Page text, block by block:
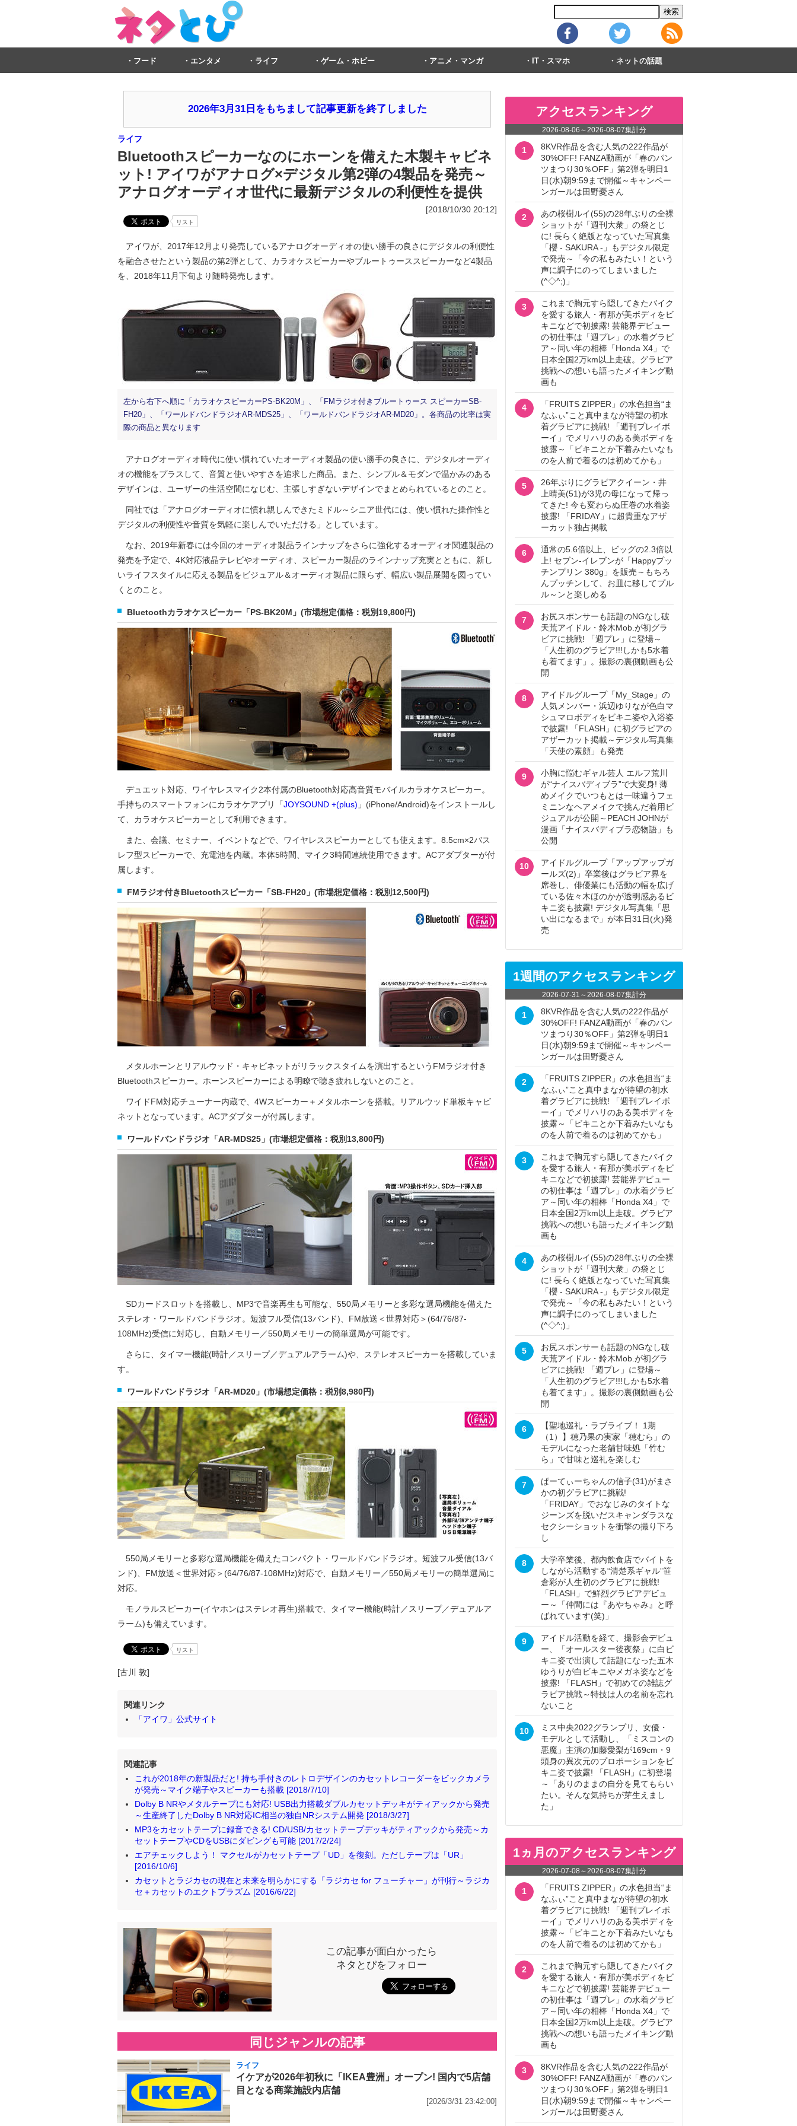
フード エンタメ ライフ ゲーム・ホビー アニメ・マンガ IT・スマホ ネットの話題
2026年3月31日をもちまして記事更新を終了しました
ライフ
Bluetoothスピーカーなのにホーンを備えた木製キャビネ
ット! アイワがアナログ×デジタル第2弾の4製品を発売～
アナログオーディオ世代に最新デジタルの利便性を提供
[2018/10/30 20:12]
リスト
アイワが、2017年12月より発売しているアナログオーディオの使い勝手の良さにデジタルの利便性
を融合させたという製品の第2弾として、カラオケスピーカーやブルートゥーススピーカーなど4製品
を、2018年11月下旬より随時発売します。
左から右下へ順に「カラオケスピーカーPS-BK20M」、「FMラジオ付きブルートゥース スピーカーSB-
FH20」、「ワールドバンドラジオAR-MDS25」、「ワールドバンドラジオAR-MD20」。各商品の比率は実
際の商品と異なります
アナログオーディオ時代に使い慣れていたオーディオ製品の使い勝手の良さに、デジタルオーディ
オの機能をプラスして、音質と使いやすさを追求した商品。また、シンプル＆モダンで温かみのある
デザインは、ユーザーの生活空間になじむ、主張しすぎないデザインでまとめられているとのこと。
同社では「アナログオーディオに慣れ親しんできたミドル～シニア世代には、使い慣れた操作性と
デジタルの利便性や音質を気軽に楽しんでいただける」としています。
なお、2019年新春には今回のオーディオ製品ラインナップをさらに強化するオーディオ関連製品の
発売を予定で、4K対応液晶テレビやオーディオ、スピーカー製品のラインナップ充実とともに、新し
いライフスタイルに応える製品をビジュアル＆オーディオ製品に限らず、幅広い製品展開を図ってい
くとのこと。
Bluetoothカラオケスピーカー「PS-BK20M」(市場想定価格：税別19,800円)
デュエット対応、ワイヤレスマイク2本付属のBluetooth対応高音質モバイルカラオケスピーカー。
手持ちのスマートフォンにカラオケアプリ「JOYSOUND +(plus) 」(iPhone/Android)をインストールし
て、カラオケスピーカーとして利用できます。
また、会議、セミナー、イベントなどで、ワイヤレススピーカーとしても使えます。8.5cm×2バス
レフ型スピーカーで、充電池を内蔵。本体5時間、マイク3時間連続使用できます。ACアダプターが付
属します。
FMラジオ付きBluetoothスピーカー「SB-FH20」(市場想定価格：税別12,500円)
メタルホーンとリアルウッド・キャビネットがリラックスタイムを演出するというFMラジオ付き
Bluetoothスピーカー。ホーンスピーカーによる明瞭で聴き疲れしないとのこと。
ワイドFM対応チューナー内蔵で、4Wスピーカー＋メタルホーンを搭載。リアルウッド単板キャビ
ネットとなっています。ACアダプターが付属します。
ワールドバンドラジオ「AR-MDS25」(市場想定価格：税別13,800円)
SDカードスロットを搭載し、MP3で音楽再生も可能な、550局メモリーと多彩な選局機能を備えた
ステレオ・ワールドバンドラジオ。短波フル受信(13バンド)、FM放送＜世界対応＞(64/76/87-
108MHz)受信に対応し、自動メモリー／550局メモリーの簡単選局が可能です。
さらに、タイマー機能(時計／スリープ／デュアルアラーム)や、ステレオスピーカーを搭載していま
す。
ワールドバンドラジオ「AR-MD20」(市場想定価格：税別8,980円)
550局メモリーと多彩な選局機能を備えたコンパクト・ワールドバンドラジオ。短波フル受信(13バ
ンド)、FM放送＜世界対応＞(64/76/87-108MHz)対応で、自動メモリー／550局メモリーの簡単選局に
対応。
モノラルスピーカー(イヤホンはステレオ再生)搭載で、タイマー機能(時計／スリープ／デュアルア
ラーム)も備えています。
リスト
[古川 敦]
関連リンク
「アイワ」公式サイト
関連記事
これが2018年の新製品だと! 持ち手付きのレトロデザインのカセットレコーダーをビックカメラ
が発売～マイク端子やスピーカーも搭載 [2018/7/10]
Dolby B NRやメタルテープにも対応! USB出力搭載ダブルカセットデッキがティアックから発売
～生産終了したDolby B NR対応IC相当の独自NRシステム開発 [2018/3/27]
MP3をカセットテープに録音できる! CD/USB/カセットテープデッキがティアックから発売～カ
セットテープやCDをUSBにダビングも可能 [2017/2/24]
エアチェックしよう！ マクセルがカセットテープ「UD」を復刻。ただしテープは「UR」
[2016/10/6]
カセットとラジカセの現在と未来を明らかにする「ラジカセ for フューチャー」が刊行～ラジカ
セ＋カセットのエクトプラズム [2016/6/22]
この記事が面白かったら
ネタとぴをフォロー
同じジャンルの記事
ライフ
イケアが2026年初秋に「IKEA豊洲」オープン! 国内で5店舗
目となる商業施設内店舗
[2026/3/31 23:42:00]
アクセスランキング
2026-08-06 ～2026-08-07集計分
1
8KVR作品を含む人気の222作品が
30%OFF! FANZA動画が「春のパン
ツまつり30％OFF」第2弾を明日1
日(水)朝9:59まで開催～キャンペー
ンガールは田野憂さん
2
あの桜樹ルイ(55)の28年ぶりの全裸
ショットが「週刊大衆」の袋とじ
に! 長らく絶版となっていた写真集
「櫻 - SAKURA -」もデジタル限定
で発売～「今の私もみたい！という
声に調子にのってしまいました
(^◇^;)」
3
これまで胸元すら隠してきたバイク
を愛する旅人・有那が美ボディをビ
キニなどで初披露! 芸能界デビュー
の初仕事は「週プレ」の水着グラビ
ア～同い年の相棒「Honda X4」で
日本全国2万km以上走破。グラビア
挑戦への想いも語ったメイキング動
画も
4
「FRUITS ZIPPER」の水色担当“ま
なふぃ”こと真中まなが待望の初水
着グラビアに挑戦! 「週刊プレイボ
ーイ」でメリハリのある美ボディを
披露～「ビキニとか下着みたいなも
のを人前で着るのは初めてかも」
5
26年ぶりにグラビアクイーン・井
上晴美(51)が3児の母になって帰っ
てきた! 今も変わらぬ圧巻の水着姿
披露! 「FRIDAY」に超貴重なアザ
ーカット独占掲載
6
通常の5.6倍以上、ビッグの2.3倍以
上! セブン‐イレブンが「Happyプッ
チンプリン 380g」を販売～もちろ
んプッチンして、お皿に移してプル
ル～ンと楽しめる
7
お尻スポンサーも話題のNGなし破
天荒アイドル・鈴木Mob.が初グラ
ビアに挑戦! 「週プレ」に登場～
「人生初のグラビア!!!しかも5水着
も着てます」。撮影の裏側動画も公
開
8
アイドルグループ「My_Stage」の
人気メンバー・浜辺ゆりなが色白マ
シュマロボディをビキニ姿や入浴姿
で披露! 「FLASH」に初グラビアの
アザーカット掲載～デジタル写真集
「天使の素顔」も発売
9
小胸に悩むギャル芸人 エルフ荒川
が“ナイスバディブラ”で大変身! 薄
めメイクでいつもとは一味違うフェ
ミニンなヘアメイクで挑んだ着用ビ
ジュアルが公開～PEACH JOHNが
漫画「ナイスバディブラ恋物語」も
公開
10
アイドルグループ「アップアップガ
ールズ(2)」卒業後はグラビア界を
席巻し、俳優業にも活動の幅を広げ
ている佐々木ほのかが透明感あるビ
キニ姿も披露! デジタル写真集「思
い出になるまで」が本日31日(火)発
売
1週間のアクセスランキング
2026-07-31 ～2026-08-07集計分
1
8KVR作品を含む人気の222作品が
30%OFF! FANZA動画が「春のパン
ツまつり30％OFF」第2弾を明日1
日(水)朝9:59まで開催～キャンペー
ンガールは田野憂さん
2
「FRUITS ZIPPER」の水色担当“ま
なふぃ”こと真中まなが待望の初水
着グラビアに挑戦! 「週刊プレイボ
ーイ」でメリハリのある美ボディを
披露～「ビキニとか下着みたいなも
のを人前で着るのは初めてかも」
3
これまで胸元すら隠してきたバイク
を愛する旅人・有那が美ボディをビ
キニなどで初披露! 芸能界デビュー
の初仕事は「週プレ」の水着グラビ
ア～同い年の相棒「Honda X4」で
日本全国2万km以上走破。グラビア
挑戦への想いも語ったメイキング動
画も
4
あの桜樹ルイ(55)の28年ぶりの全裸
ショットが「週刊大衆」の袋とじ
に! 長らく絶版となっていた写真集
「櫻 - SAKURA -」もデジタル限定
で発売～「今の私もみたい！という
声に調子にのってしまいました
(^◇^;)」
5
お尻スポンサーも話題のNGなし破
天荒アイドル・鈴木Mob.が初グラ
ビアに挑戦! 「週プレ」に登場～
「人生初のグラビア!!!しかも5水着
も着てます」。撮影の裏側動画も公
開
6
【聖地巡礼・ラブライブ！ 1期
（1）】穂乃果の実家「穂むら」の
モデルになった老舗甘味処「竹む
ら」で甘味と巡礼を楽しむ
7
ぱーてぃーちゃんの信子(31)がまさ
かの初グラビアに挑戦!
「FRIDAY」でおなじみのタイトな
ジーンズを脱いだスキャンダラスな
セクシーショットを衝撃の撮り下ろ
し
8
大学卒業後、都内飲食店でバイトを
しながら活動する“清楚系ギャル”笹
倉彩が人生初のグラビアに挑戦!
「FLASH」で鮮烈グラビアデビュ
ー～「仲間には『あやちゃみ』と呼
ばれています(笑)」
9
アイドル活動を経て、撮影会デビュ
ー、「オールスター後夜祭」に白ビ
キニ姿で出演して話題になった五木
ゆうりが白ビキニやメガネ姿などを
披露! 「FLASH」で初めての雑誌グ
ラビア挑戦～特技は人の名前を忘れ
ないこと
10
ミス中央2022グランプリ、女優・
モデルとして活動し、「ミスコンの
悪魔」主演の加藤愛梨が169cm・9
頭身の異次元のプロポーションをビ
キニ姿で披露! 「FLASH」に初登場
～「ありのままの自分を見てもらい
たい。そんな気持ちが芽生えまし
た」
1ヵ月のアクセスランキング
2026-07-08 ～2026-08-07集計分
1
「FRUITS ZIPPER」の水色担当“ま
なふぃ”こと真中まなが待望の初水
着グラビアに挑戦! 「週刊プレイボ
ーイ」でメリハリのある美ボディを
披露～「ビキニとか下着みたいなも
のを人前で着るのは初めてかも」
2
これまで胸元すら隠してきたバイク
を愛する旅人・有那が美ボディをビ
キニなどで初披露! 芸能界デビュー
の初仕事は「週プレ」の水着グラビ
ア～同い年の相棒「Honda X4」で
日本全国2万km以上走破。グラビア
挑戦への想いも語ったメイキング動
画も
3
8KVR作品を含む人気の222作品が
30%OFF! FANZA動画が「春のパン
ツまつり30％OFF」第2弾を明日1
日(水)朝9:59まで開催～キャンペー
ンガールは田野憂さん